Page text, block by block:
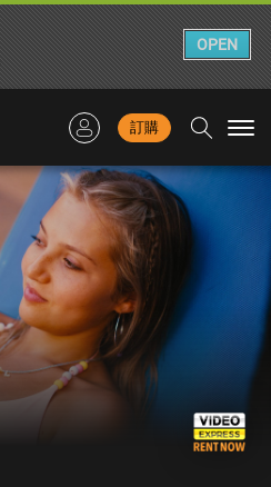
訂購
OPEN